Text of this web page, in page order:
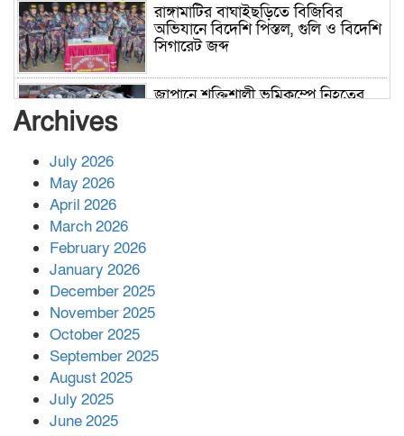
রাঙ্গামাটির বাঘাইছড়িতে বিজিবির
অভিযানে বিদেশি পিস্তল, গুলি ও বিদেশি
সিগারেট জব্দ
জাপানে শক্তিশালী ভূমিকম্পে নিহতের
পর ফোন তারেক রহমানের,গ্যাস সঙ্কট
Archives
July 2026
May 2026
April 2026
March 2026
February 2026
January 2026
December 2025
November 2025
October 2025
September 2025
August 2025
July 2025
June 2025